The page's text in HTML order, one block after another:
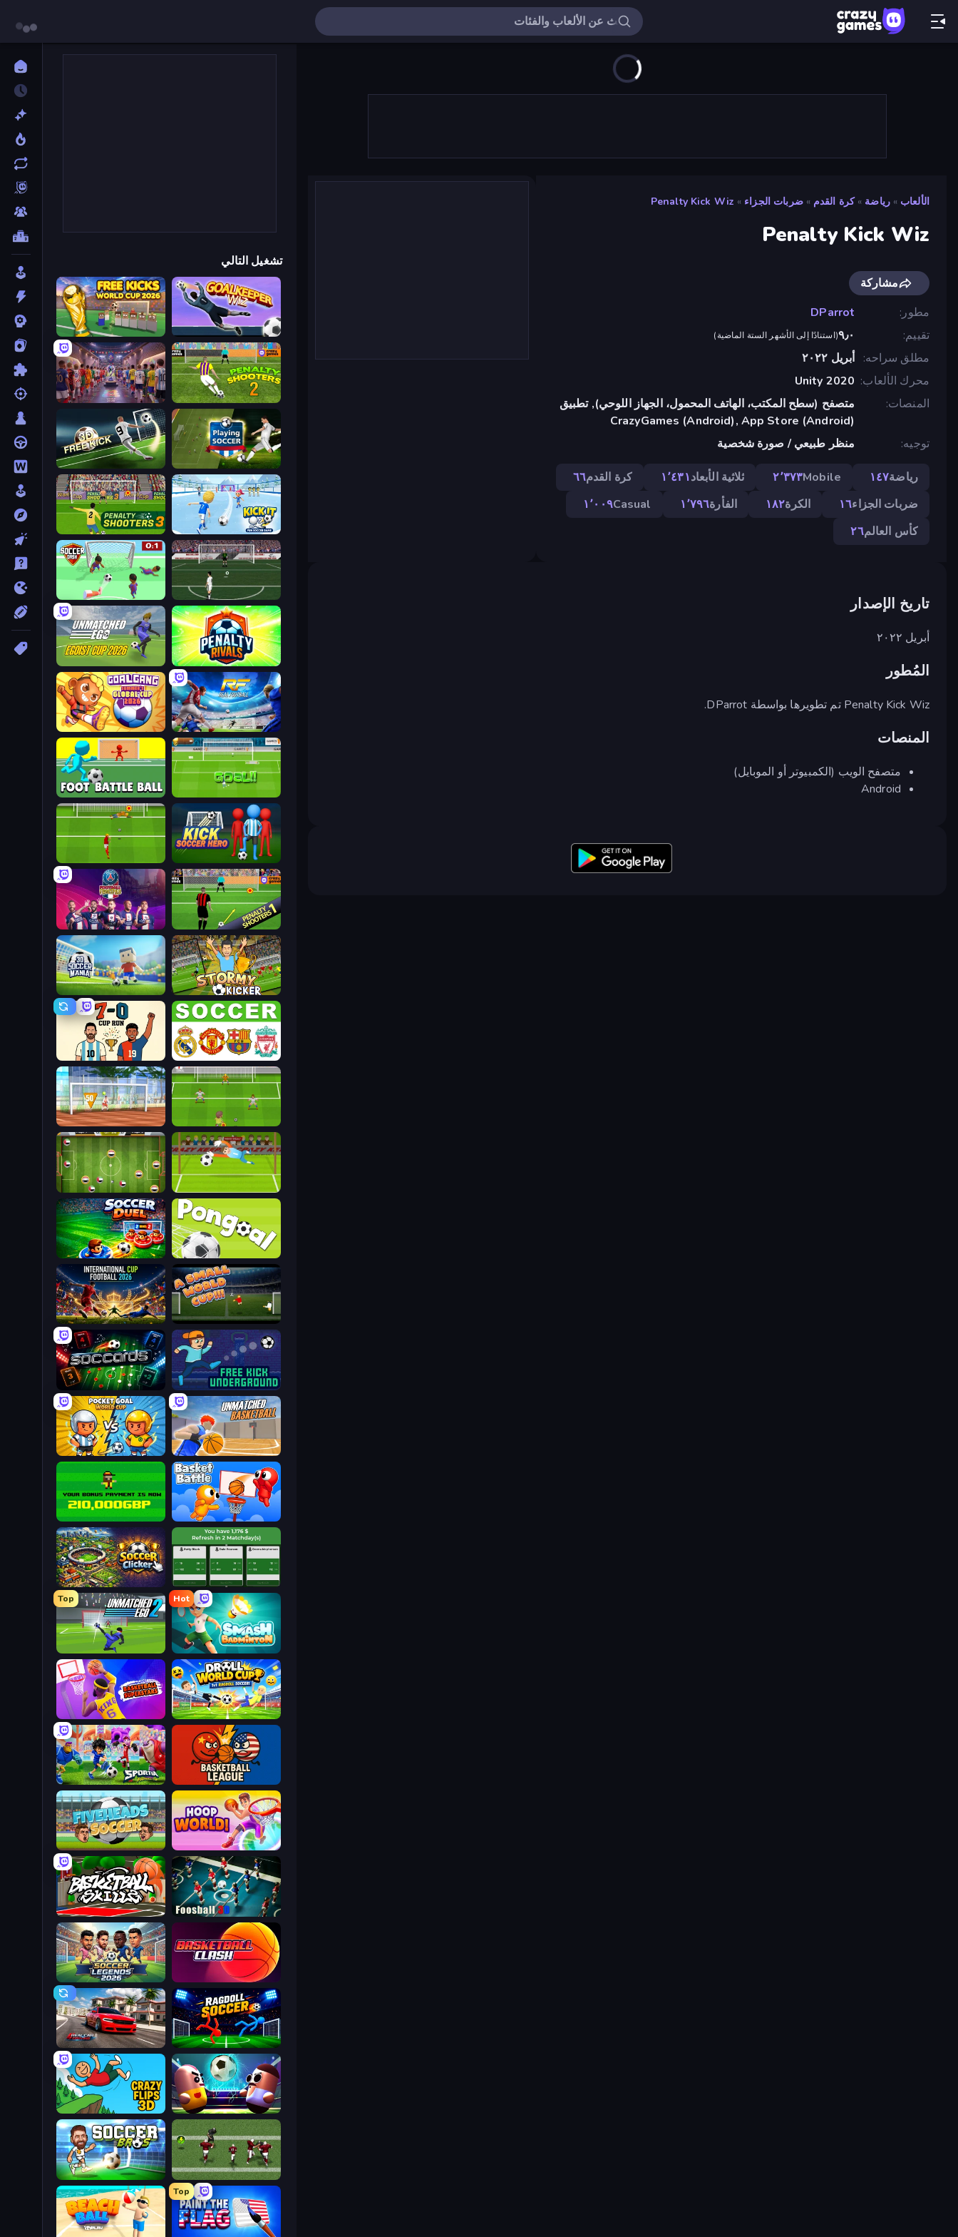
الألعاب » رياضة » كرة القدم » ضربات الجزاء »
Penalty Kick Wiz
Penalty Kick Wiz
مشاركة
مطور
DParrot
تقييم
٩٫٠(استنادًا إلى الأشهر الستة الماضية)
مطلق سراحه
أبريل ٢٠٢٢
محرك الألعاب Unity 2020
المنصات
متصفح (سطح المكتب، الهاتف المحمول، الجهاز اللوحي), تطبيق
CrazyGames (Android), App Store (Android)
توجيه
منظر طبيعي / صورة شخصية
رياضة١٤٧ Mobile٢٬٣٧٣ ثلاثية الأبعاد١٬٤٣١ كرة القدم٦٦
ضربات الجزاء١٦ الكرة١٨٢ الفأرة١٬٧٩٦ Casual١٬٠٠٩
كأس العالم٢٦
تاريخ الإصدار
أبريل ٢٠٢٢
المُطور
Penalty Kick Wiz تم تطويرها بواسطة DParrot.
المنصات
متصفح الويب (الكمبيوتر أو الموبايل)
Android
تشغيل التالي
Goalkeeper Wiz
Free Kicks World Cup 2026
Penalty Shooters 2
CG FC 26
Playing Soccer
Free Kick Classic (3D Free Kick)
Penalty Shooters 3
Bicycle Kick Champ
Soccer Dash
Penalty Rivals
Unmatched Ego
Real Football
Goal Gang
World Cup Penalty
Foot Battle Ball
Kick Soccer Hero
Penalty Shooters
PSG Soccer Freestyle
Stormy Kicker
3D Soccer Mania
European Football Quiz
Drop Kick: World Cup
Street Freekick 3D
Penalty Superstar
Soccer Challenge
Pongoal
Soccer Duel
A Small World Cup
International Cup Football 2026
Free Kick Underground
Soccards
Unmatched Basketball
Pocket Goal: World Cup
Basket Battle
Bad Soccer Manager
Idle Soccer Manager
Soccer Clicker
Hot
Smash Badminton
Top
Unmatched Ego 2
Droll World Cup
Basketball Superstars
Basketball League
Sportia Football Cup
Hoop World 3D
Fiveheads Soccer
Foosball 3D
Basketball Skills
Basketball Clash
Soccer Legends 2026
Ragdoll Soccer 2 Players
Real Car Driving
Pill Soccer
Crazy Flips 3D
Return Man 2
Soccer Bros
Top